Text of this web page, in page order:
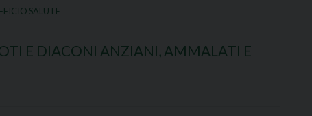
SALUTE
E DIACONI ANZIANI, AMMALATI E